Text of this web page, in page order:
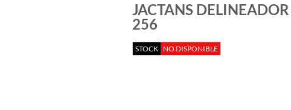
JACTANS
256
STOCK NO DISPONIBLE